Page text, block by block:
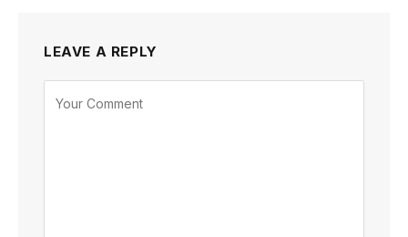
LEAVE A REPLY